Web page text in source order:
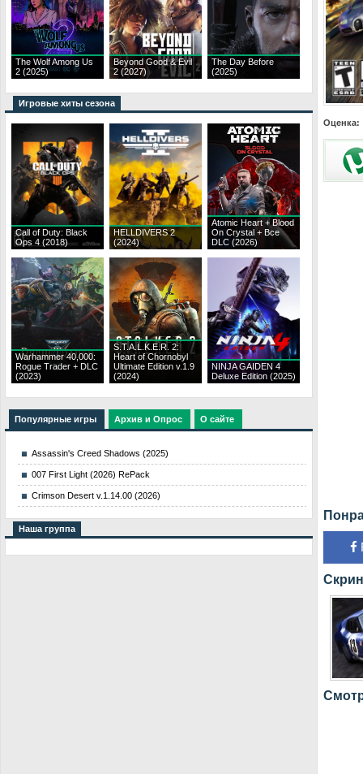
The Wolf Among Us
2 (2025)
Beyond Good & Evil
2 (2027)
The Day Before
(2025)
Игровые хиты сезона
Call of Duty: Black
Ops 4 (2018)
HELLDIVERS 2
(2024)
Atomic Heart + Blood
On Crystal + Все
DLC (2026)
Warhammer 40,000:
Rogue Trader + DLC
(2023)
S.T.A.L.K.E.R. 2:
Heart of Chornobyl
Ultimate Edition v.1.9
(2024)
NINJA GAIDEN 4
Deluxe Edition (2025)
Популярные игры Архив и Опрос О сайте
Assassin's Creed Shadows (2025)
007 First Light (2026) RePack
Crimson Desert v.1.14.00 (2026)
Наша группа
Оценка: